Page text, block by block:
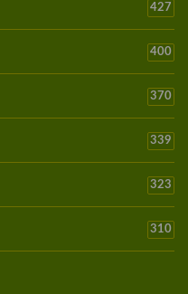
427
400
370
339
323
310